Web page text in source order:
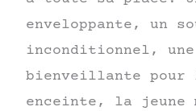
enveloppante, un
inconditionnel,
bienveillante pour
enceinte, la jeune